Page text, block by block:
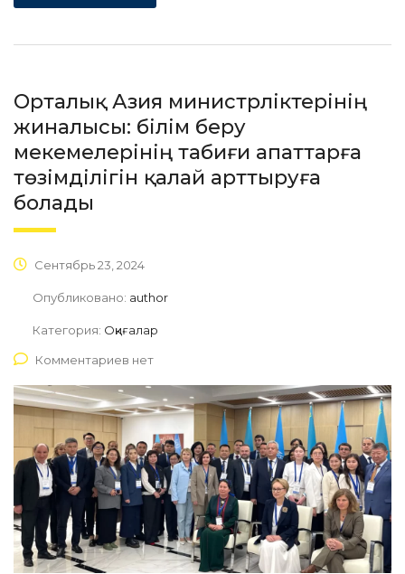
Орталық Азия министрліктерінің
жиналысы: білім беру
мекемелерінің табиғи апаттарға
төзімділігін қалай арттыруға
болады
Сентябрь 23, 2024
Опубликовано: author
Категория: Оқиғалар
Комментариев нет